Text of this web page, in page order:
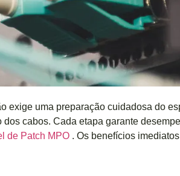
exige uma preparação cuidadosa do
cabos. Cada etapa garante
de Patch MPO . Os benefícios